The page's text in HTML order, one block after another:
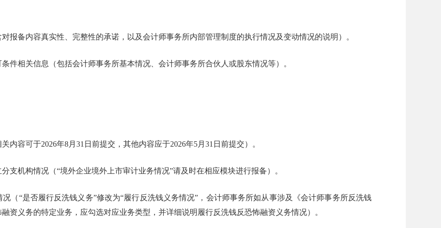
备内容真实性、完整性的承诺，以及会计师事务所内部管理制度的执行情况及变动情况的说明）。
相关信息（包括会计师事务所基本情况、会计师事务所合伙人或股东情况等）。
容可于2026年8月31日前提交，其他内容应于2026年5月31日前提交）。
机构情况（“境外企业境外上市审计业务情况”请及时在相应模块进行报备）。
“是否履行反洗钱义务”修改为“履行反洗钱义务情况”，会计师事务所如从事涉及《会计师事务所反洗钱
资义务的特定业务，应勾选对应业务类型，并详细说明履行反洗钱反恐怖融资义务情况）。